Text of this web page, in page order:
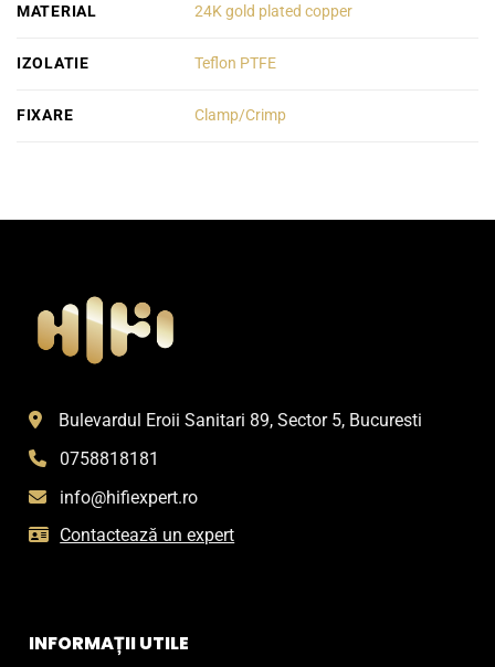
MATERIAL 24K gold plated copper
IZOLATIE Teflon PTFE
FIXARE Clamp/Crimp
Bulevardul Eroii Sanitari 89, Sector 5, Bucuresti
0758818181
info@hifiexpert.ro
Contactează un expert
INFORMAȚII UTILE